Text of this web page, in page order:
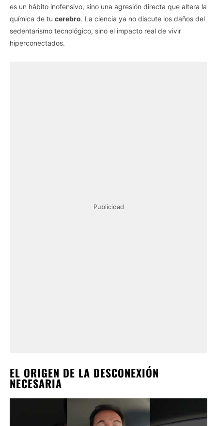
es un hábito inofensivo, sino una agresión directa que altera la
química de tu cerebro. La ciencia ya no discute los daños del
sedentarismo tecnológico, sino el impacto real de vivir
hiperconectados.
Publicidad
EL ORIGEN DE LA DESCONEXIÓN
NECESARIA